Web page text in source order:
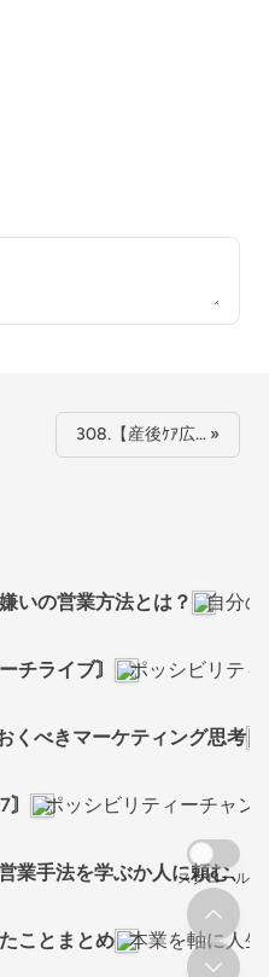
308.【産後ｹｱ広… »
いの営業方法とは？ 自分の
チライブ〙 ポッシビリテ
べきマーケティング思考
ポッシビリティーチャン
業手法を学ぶか人に頼む、
ことまとめ 本業を軸に人
スクロール